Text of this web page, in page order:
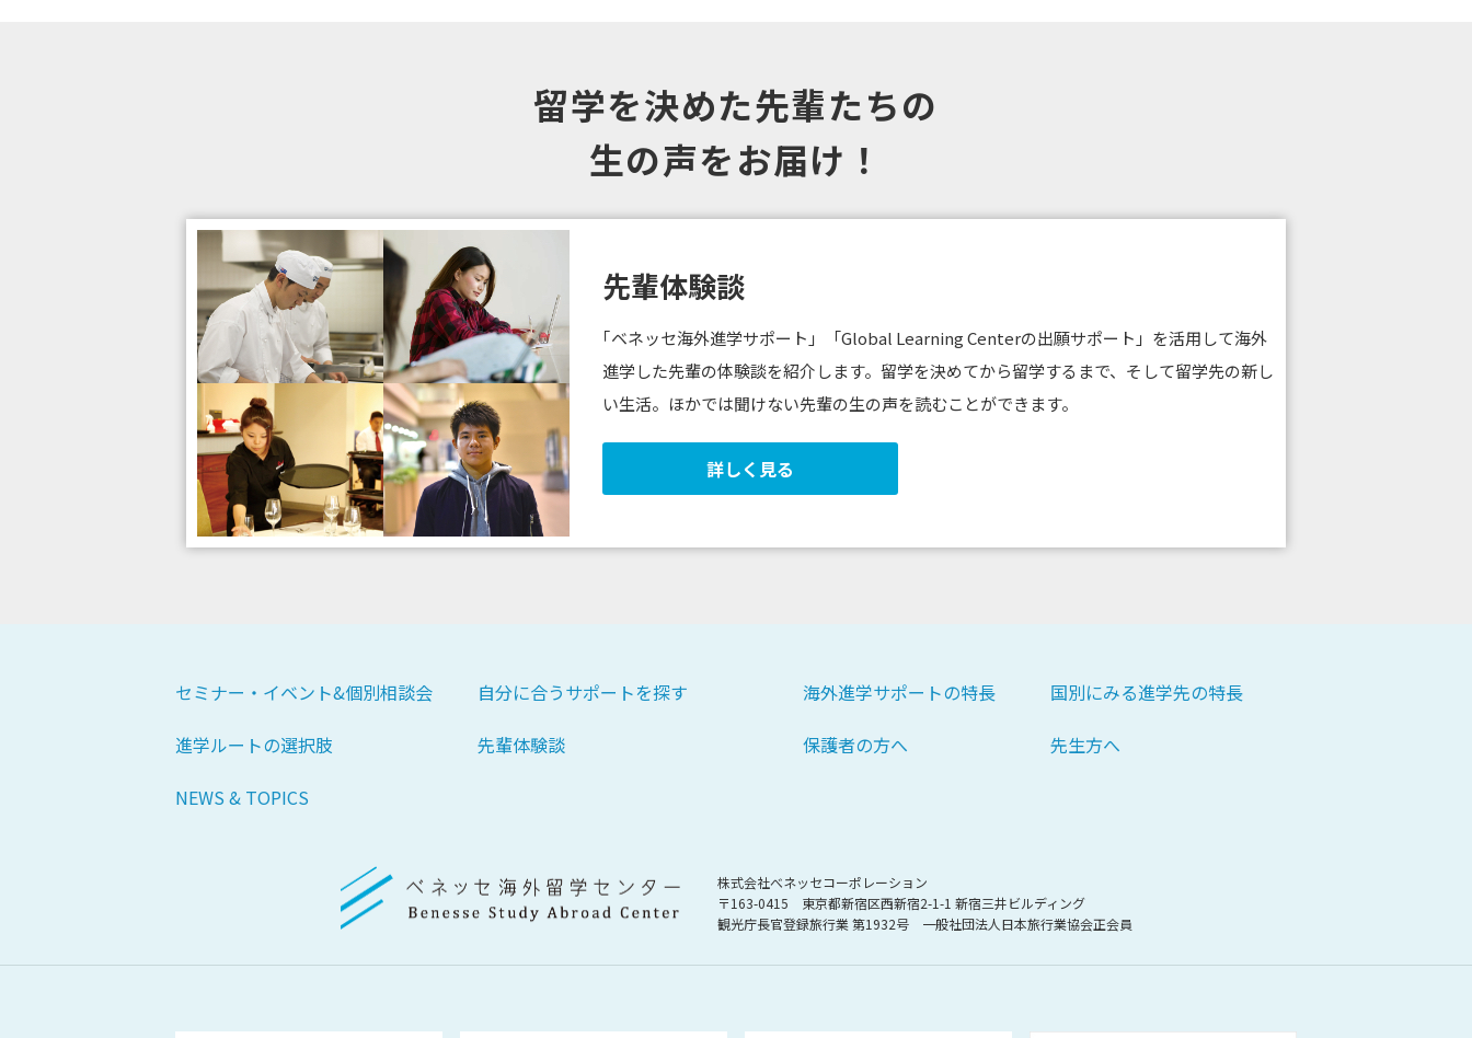
留学を決めた先輩たちの
生の声をお届け！
先輩体験談
｢ベネッセ海外進学サポート」「Global Learning Centerの出願サポート」を活用して海外
進学した先輩の体験談を紹介します。留学を決めてから留学するまで、そして留学先の新し
い生活。ほかでは聞けない先輩の生の声を読むことができます。
詳しく見る
セミナー・イベント&個別相談会 自分に合うサポートを探す 海外進学サポートの特長
国別にみる進学先の特長
進学ルートの選択肢
先輩体験談 保護者の方へ
先生方へ
NEWS & TOPICS
株式会社べネッセコーポレーション
〒163-0415 東京都新宿区西新宿2-1-1 新宿三井ビルディング
観光庁長官登録旅行業 第1932号 一般社団法人日本旅行業協会正会員